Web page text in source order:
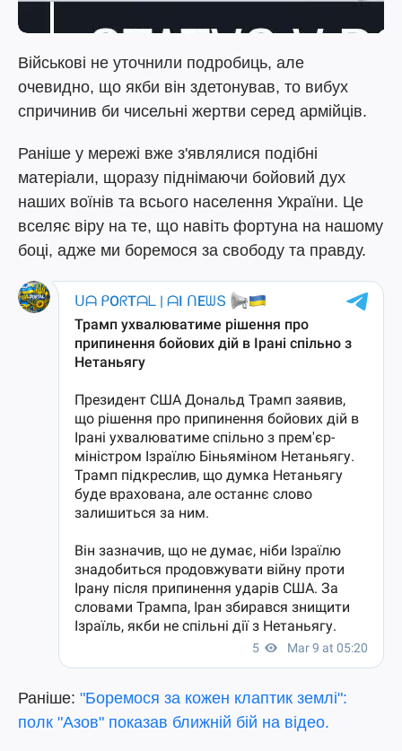
Військові не уточнили подробиць, але
очевидно, що якби він здетонував, то вибух
спричинив би чисельні жертви серед армійців.
Раніше у мережі вже з'являлися подібні
матеріали, щоразу піднімаючи бойовий дух
наших воїнів та всього населення України. Це
вселяє віру на те, що навіть фортуна на нашому
боці, адже ми боремося за свободу та правду.
Раніше: "Боремося за кожен клаптик землі":
полк "Азов" показав ближній бій на відео.